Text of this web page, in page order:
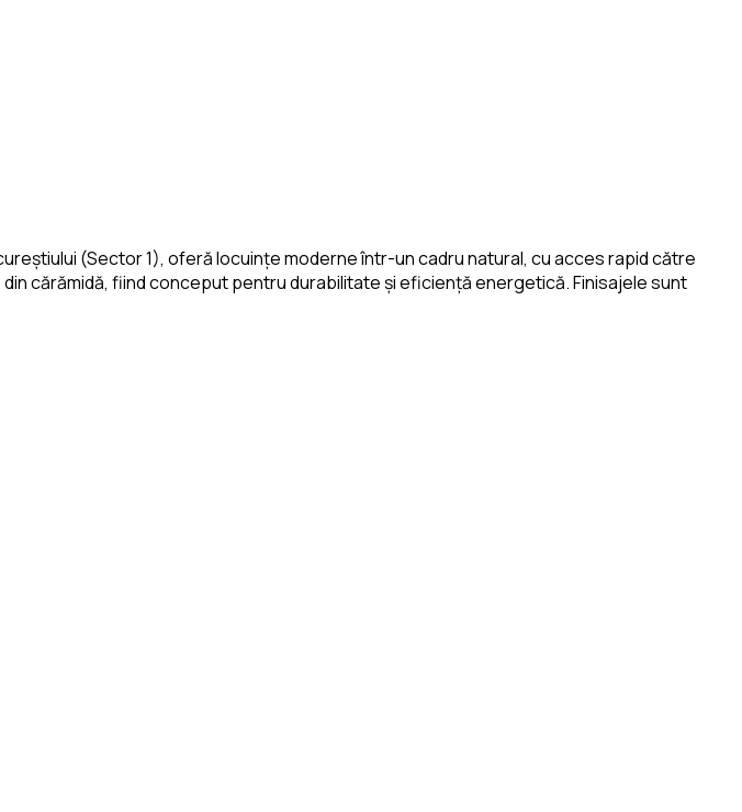
(Sector 1), oferă locuințe moderne într-un cadru natural, cu acces rapid către
cărămidă, fiind conceput pentru durabilitate și eficiență energetică. Finisajele sunt